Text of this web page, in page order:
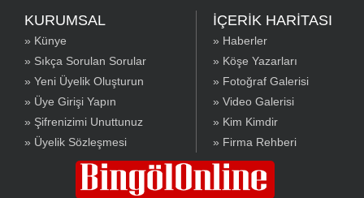
KURUMSAL
» Künye
» Sıkça Sorulan Sorular
» Yeni Üyelik Oluşturun
» Üye Girişi Yapın
» Şifrenizimi Unuttunuz
» Üyelik Sözleşmesi
İÇERİK HARİTASI
» Haberler
» Köşe Yazarları
» Fotoğraf Galerisi
» Video Galerisi
» Kim Kimdir
» Firma Rehberi